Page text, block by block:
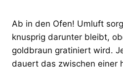
Ab in den Ofen! Umluft
knusprig darunter bleibt,
goldbraun gratiniert wird.
dauert das zwischen einer